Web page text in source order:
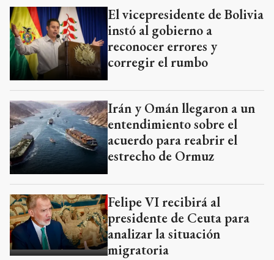
El vicepresidente de Bolivia
instó al gobierno a
reconocer errores y
corregir el rumbo
Irán y Omán llegaron a un
entendimiento sobre el
acuerdo para reabrir el
estrecho de Ormuz
Felipe VI recibirá al
presidente de Ceuta para
analizar la situación
migratoria